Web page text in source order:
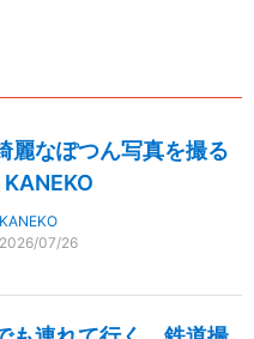
麗なぽつん写真を撮る
KANEKO
2026/07/26